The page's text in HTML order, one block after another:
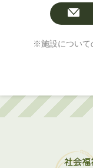
※施設について